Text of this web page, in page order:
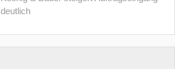
deutlich